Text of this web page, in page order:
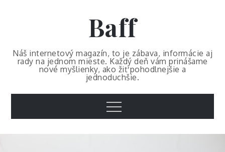
Baff
Náš internetový magazín, to je zábava, informácie aj
rady na jednom mieste. Každý deň vám prinášame
nové myšlienky, ako žiť pohodlnejšie a
jednoduchšie.
Menu